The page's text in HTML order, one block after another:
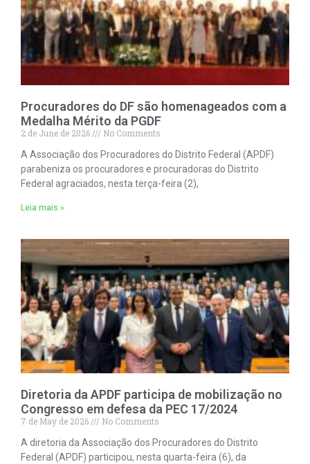
Procuradores do DF são homenageados com a
Medalha Mérito da PGDF
2 de June de 2026
No Comments
A Associação dos Procuradores do Distrito Federal (APDF)
parabeniza os procuradores e procuradoras do Distrito
Federal agraciados, nesta terça-feira (2),
Leia mais »
Diretoria da APDF participa de mobilização no
Congresso em defesa da PEC 17/2024
7 de May de 2026
No Comments
A diretoria da Associação dos Procuradores do Distrito
Federal (APDF) participou, nesta quarta-feira (6), da